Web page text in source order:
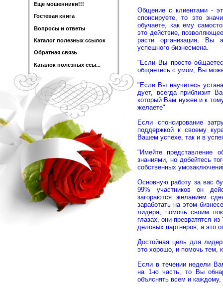
Еще мошенники!!!
Гостевая книга
Вопросы и ответы
Каталог полезных ссылок
Обратная связь
Каталок полезных ссы...
Общение с клиентами -
спонсируете, то это
обучаете, как ему
это действие,
расти организация, Вы
успешного бизнесмена.
"Если Вы просто
общаетесь с умом, Вы
"Если Вы научитесь
дует, всегда приблизит
который Вам нужен и к
желаете"
Если спонсирование
поддержкой к своему
Вашем успехе, так и в
"Имейте представление
знаниями, но добейтесь
собственных
Основную работу за вас
99% участников он
загораются желанием
заработать на этом
лидера, помочь своим
глазах, они превратятся
деловых партнеров, а это
Достойная цель для
это хорошо, и помочь тем,
Если в течении недели
на 1-ю часть, то Вы
объяснять всем и